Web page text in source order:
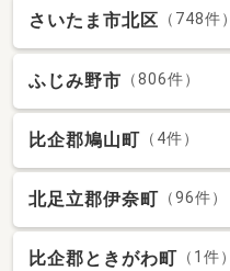
さいたま市北区 （748件）
ふじみ野市 （806件）
比企郡鳩山町 （4件）
北足立郡伊奈町 （96件）
比企郡ときがわ町 （1件）